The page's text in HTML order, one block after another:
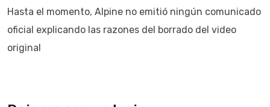
Hasta el momento, Alpine no emitió ningún comunicado
oficial explicando las razones del borrado del video
original